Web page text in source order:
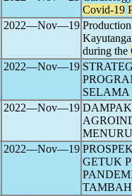
Covid-19
2022―Nov―19
during the
2022―Nov―19
2022―Nov―19
2022―Nov―19
GETUK
TAMBAH